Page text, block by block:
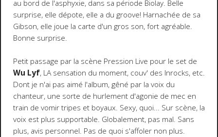
au bord de l'asphyxie, dans sa période Biolay. Belle
surprise, elle dépote, elle a du groove! Harnachée de sa
Gibson, elle joue la carte d'un gros son, fort agréable.
Bonne surprise.
Petit passage par la scène Pression Live pour le set de
Wu Lyf, LA sensation du moment, couv' des Inrocks, etc.
Dont je n'ai pas aimé l'album, gêné par la voix du
chanteur, une sorte de hurlement d'agonie de mec en
train de vomir tripes et boyaux. Sexy, quoi... Sur scène, la
voix est plus supportable. Globalement, pas mal. Sans
plus, avis personnel. Pas de quoi s'affoler non plus.